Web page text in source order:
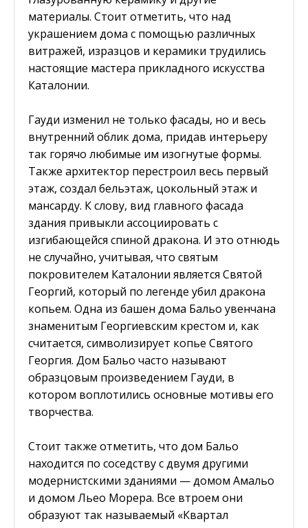
материалы. Стоит отметить, что над
украшением дома с помощью различных
витражей, изразцов и керамики трудились
настоящие мастера прикладного искусства
Каталонии.
Гауди изменил не только фасады, но и весь
внутренний облик дома, придав интерьеру
так горячо любимые им изогнутые формы.
Также архитектор перестроил весь первый
этаж, создал бельэтаж, цокольный этаж и
мансарду. К слову, вид главного фасада
здания привыкли ассоциировать с
изгибающейся спиной дракона. И это отнюдь
не случайно, учитывая, что святым
покровителем Каталонии является Святой
Георгий, который по легенде убил дракона
копьем. Одна из башен дома Бальо увенчана
знаменитым Георгиевским крестом и, как
считается, символизирует копье Святого
Георгия. Дом Бальо часто называют
образцовым произведением Гауди, в
котором воплотились основные мотивы его
творчества.
Стоит также отметить, что дом Бальо
находится по соседству с двумя другими
модернистскими зданиями — домом Амальо
и домом Льео Морера. Все втроем они
образуют так называемый «Квартал